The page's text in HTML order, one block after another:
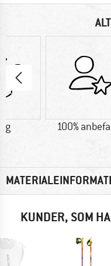
g 100%
KUNDER, SOM